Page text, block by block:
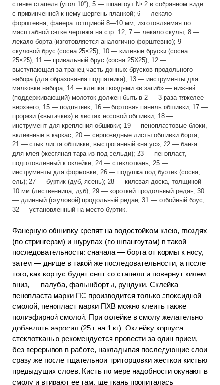
стенке стапеля (угол 10°); 5 — шпангоут № 2 в собранном виде
с привинченной к нему шергень-планкой; 6 — лекало
форштевня, фанера толщиной 8—10 мм; изготовляемая по
масштабной сетке чертежа на стр. 12; 7 — лекало скулы; 8 —
лекало борта (изготовляется аналогично форштевню); 9 —
скуловой брус (сосна 25×25); 10 — килевые бруски (сосна
25×25); 11 — привальный брус (сосна 25X25); 12 —
выступающая за транец часть донных брусков продольного
набора (для образования подпятника); 13 — инструменты для
малковки набора; 14 — клепка гвоздями «в загиб» — нижний
(поддерживающий) молоток должен быть в 2 — 3 раза тяжелее
верхнего; 15 — подпятник; 16 — бортовая панель обшивки; 17 —
прорези («вытачки») в листах носовой обшивки; 18 —
инструмент для крепления обшивки; 19 — пенопластовые блоки,
вклеенные в каркас; 20 — серповидные листы обшивки борта;
21 — стык листа обшивки, выстроганный «на ус»; 22 — банка
для клея (жестяная тара из-под сельди); 23 — пенопласт,
подготовленный к оклейке; 24 — стеклоткань; 25 —
инструменты для формовки; 26 — подушка под буртик (сосна,
ель); 27 — буртик (дуб, ясень); 28 — килевая доска, толщиной
10 мм (лиственница, дуб); 29 — короткий продольный редан; 30
— длинный (скуловой) продольный редан; 31 — отбойный брус;
32 — установленный на место буртик.
Фанерную обшивку крепят на водостойком клею, гвоздях
(по стрингерам) и шурупах (по шпангоутам) в такой
последовательности: сначала — борта от кормы к носу,
затем — днище в такой же последовательности, а после
того, как корпус будет снят со стапеля и повернут килем
вниз, — палуба, фальшборты, рундуки. Склейка
пенопласта марки ПС производится только эпоксидной
смолой, пенопласт марки ПХВ можно клеить также
полиэфирной смолой. При оклейке в смолу желательно
добавлять аэросил (25 г на 1 кг). Оклейку корпуса
стеклотканью рекомендуется провести за один прием,
без перерывов в работе, накладывая последующие слои
сразу же после тщательной приторцовки жесткой кистью
предыдущих слоев. Кисть по мере надобности окунают в
смолу и втирают ее там, где ткань пропиталась